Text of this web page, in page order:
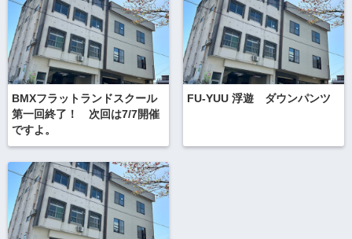
BMXフラットランドスクール
第一回終了！ 次回は7/7開催
ですよ。
FU-YUU 浮遊 ダウンパンツ